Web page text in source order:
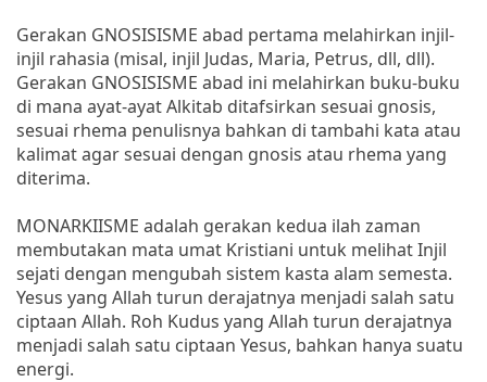
Gerakan GNOSISISME abad pertama melahirkan injil-
injil rahasia (misal, injil Judas, Maria, Petrus, dll, dll).
Gerakan GNOSISISME abad ini melahirkan buku-buku
di mana ayat-ayat Alkitab ditafsirkan sesuai gnosis,
sesuai rhema penulisnya bahkan di tambahi kata atau
kalimat agar sesuai dengan gnosis atau rhema yang
diterima.
MONARKIISME adalah gerakan kedua ilah zaman
membutakan mata umat Kristiani untuk melihat Injil
sejati dengan mengubah sistem kasta alam semesta.
Yesus yang Allah turun derajatnya menjadi salah satu
ciptaan Allah. Roh Kudus yang Allah turun derajatnya
menjadi salah satu ciptaan Yesus, bahkan hanya suatu
energi.